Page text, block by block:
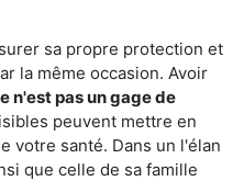
sa propre protection et
la même occasion. Avoir
n'est pas un gage de
peuvent mettre en
votre santé. Dans un l'élan
que celle de sa famille